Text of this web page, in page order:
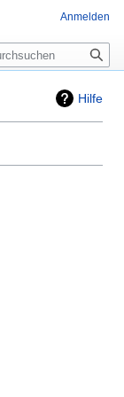
Hilfe
Anmelden